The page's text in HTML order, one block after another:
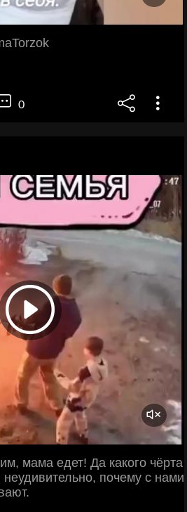
0
мама едет! Да какого чёрта
почему с нами